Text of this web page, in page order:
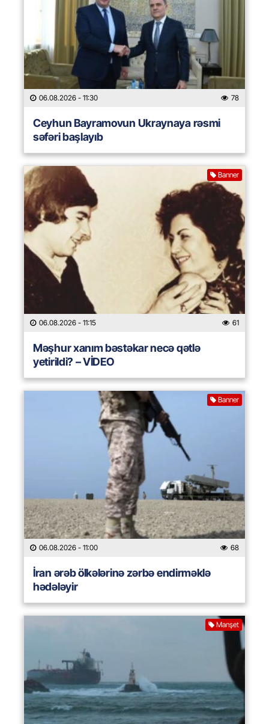
06.08.2026 - 11:30 78
Ceyhun Bayramovun Ukraynaya rəsmi
səfəri başlayıb
Banner
06.08.2026 - 11:15 61
Məşhur xanım bəstəkar necə qətlə
yetirildi? – VİDEO
Banner
06.08.2026 - 11:00 68
İran ərəb ölkələrinə zərbə endirməklə
hədələyir
Manşet